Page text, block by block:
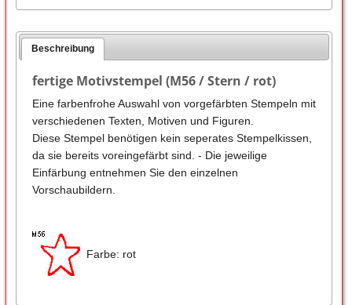
Beschreibung
fertige Motivstempel (M56 / Stern / rot)
Eine farbenfrohe Auswahl von vorgefärbten Stempeln mit
verschiedenen Texten, Motiven und Figuren.
Diese Stempel benötigen kein seperates Stempelkissen,
da sie bereits voreingefärbt sind. - Die jeweilige
Einfärbung entnehmen Sie den einzelnen
Vorschaubildern.
Farbe: rot